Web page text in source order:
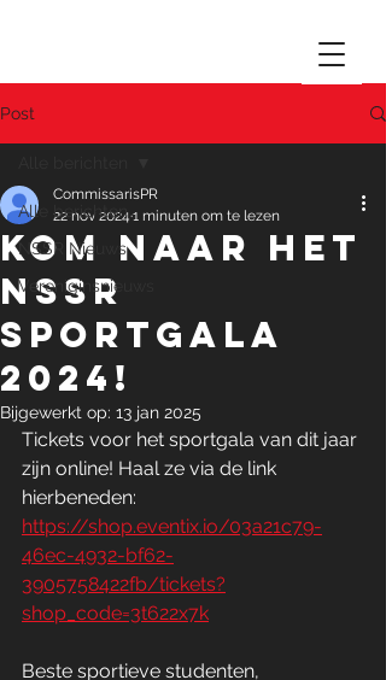
Post
Alle berichten
NSSR Nieuws
Vereniginsnieuws
Kom naar het
NSSR
Sportgala
2024!
CommissarisPR
22 nov 2024 1 minuten om te lezen
Bijgewerkt op: 13 jan 2025
Tickets voor het sportgala van dit jaar
zijn online! Haal ze via de link
hierbeneden:
https://shop.eventix.io/03a21c79-
46ec-4932-bf62-
3905758422fb/tickets?
shop_code=3t622x7k
Beste sportieve studenten,